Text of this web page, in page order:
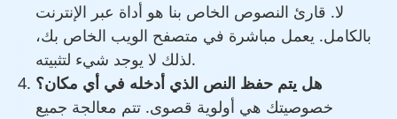
لا. قارئ النصوص الخاص بنا هو أداة عبر الإنترنت
بالكامل. يعمل مباشرة في متصفح الويب الخاص بك،
لذلك لا يوجد شيء لتثبيته.
هل يتم حفظ النص الذي أدخله في أي مكان؟
خصوصيتك هي أولوية قصوى. تتم معالجة جميع